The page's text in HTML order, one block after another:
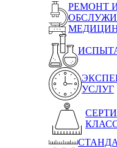
РЕМОНТ
УСЛУГ